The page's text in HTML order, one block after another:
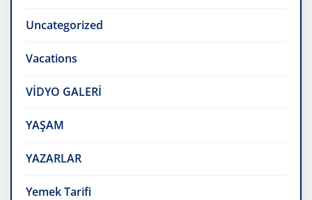
Uncategorized
Vacations
VİDYO GALERİ
YAŞAM
YAZARLAR
Yemek Tarifi